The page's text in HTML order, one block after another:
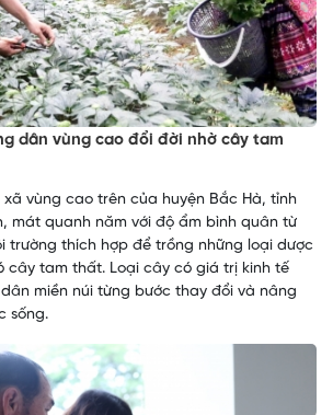
dân vùng cao đổi đời nhờ cây tam
xã vùng cao trên của huyện Bắc Hà, tỉnh
mát quanh năm với độ ẩm bình quân từ
trường thích hợp để trồng những loại dược
cây tam thất. Loại cây có giá trị kinh tế
miền núi từng bước thay đổi và nâng
sống.